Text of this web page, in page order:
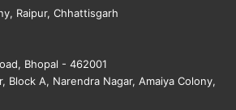
Raipur, Chhattisgarh
Bhopal - 462001
Block A, Narendra Nagar, Amaiya Colony,